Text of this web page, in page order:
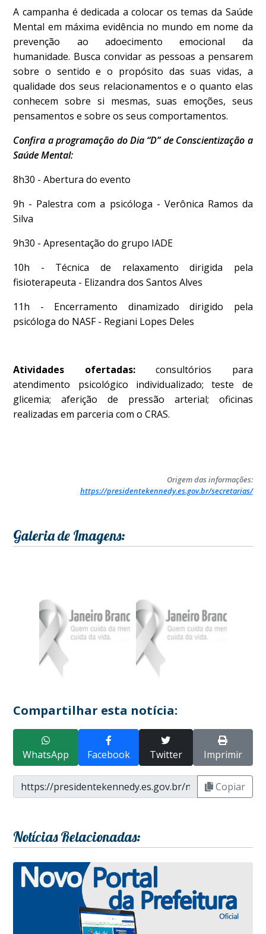
A campanha é dedicada a colocar os temas da Saúde
Mental em máxima evidência no mundo em nome da
prevenção ao adoecimento emocional da
humanidade. Busca convidar as pessoas a pensarem
sobre o sentido e o propósito das suas vidas, a
qualidade dos seus relacionamentos e o quanto elas
conhecem sobre si mesmas, suas emoções, seus
pensamentos e sobre os seus comportamentos.
Confira a programação do Dia “D” de Conscientização a
Saúde Mental:
8h30 - Abertura do evento
9h - Palestra com a psicóloga - Verônica Ramos da
Silva
9h30 - Apresentação do grupo IADE
10h - Técnica de relaxamento dirigida pela
fisioterapeuta - Elizandra dos Santos Alves
11h - Encerramento dinamizado dirigido pela
psicóloga do NASF - Regiani Lopes Deles
Atividades ofertadas:consultórios para
atendimento psicológico individualizado; teste de
glicemia; aferição de pressão arterial; oficinas
realizadas em parceria com o CRAS.
Origem das informações:
https://presidentekennedy.es.gov.br/secretarias/
Galeria de Imagens:
Compartilhar esta notícia:
WhatsApp Facebook Twitter Imprimir
Copiar
Notícias Relacionadas: